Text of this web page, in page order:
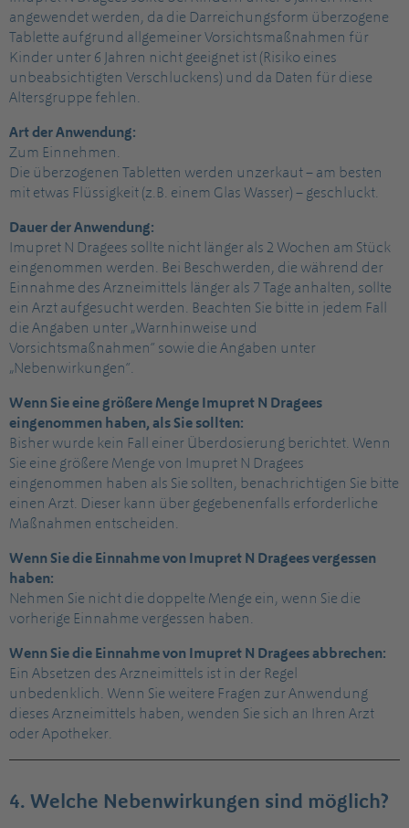
angewendet werden, da die Darreichungsform überzogene
Tablette aufgrund allgemeiner Vorsichtsmaßnahmen für
Kinder unter 6 Jahren nicht geeignet ist (Risiko eines
unbeabsichtigten Verschluckens) und da Daten für diese
Altersgruppe fehlen.
Art der Anwendung:
Zum Einnehmen.
Die überzogenen Tabletten werden unzerkaut – am besten
mit etwas Flüssigkeit (z.B. einem Glas Wasser) – geschluckt.
Dauer der Anwendung:
Imupret N Dragees sollte nicht länger als 2 Wochen am Stück
eingenommen werden. Bei Beschwerden, die während der
Einnahme des Arzneimittels länger als 7 Tage anhalten, sollte
ein Arzt aufgesucht werden. Beachten Sie bitte in jedem Fall
die Angaben unter „Warnhinweise und
Vorsichtsmaßnahmen“ sowie die Angaben unter
„Nebenwirkungen“.
Wenn Sie eine größere Menge Imupret N Dragees
eingenommen haben, als Sie sollten:
Bisher wurde kein Fall einer Überdosierung berichtet. Wenn
Sie eine größere Menge von Imupret N Dragees
eingenommen haben als Sie sollten, benachrichtigen Sie bitte
einen Arzt. Dieser kann über gegebenenfalls erforderliche
Maßnahmen entscheiden.
Wenn Sie die Einnahme von Imupret N Dragees vergessen
haben:
Nehmen Sie nicht die doppelte Menge ein, wenn Sie die
vorherige Einnahme vergessen haben.
Wenn Sie die Einnahme von Imupret N Dragees abbrechen:
Ein Absetzen des Arzneimittels ist in der Regel
unbedenklich. Wenn Sie weitere Fragen zur Anwendung
dieses Arzneimittels haben, wenden Sie sich an Ihren Arzt
oder Apotheker.
4. Welche Nebenwirkungen sind möglich?